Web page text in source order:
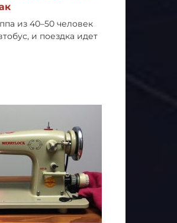
из 40–50 человек
и поездка идет